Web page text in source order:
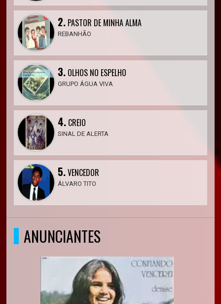
2. PASTOR DE MINHA ALMA
REBANHÃO
3. OLHOS NO ESPELHO
GRUPO ÁGUA VIVA
4. CREIO
SINAL DE ALERTA
5.VENCEDOR
ÁLVARO TITO
ANUNCIANTES